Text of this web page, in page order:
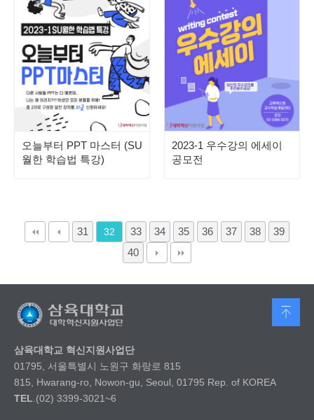
오늘부터 PPT 마스터 (SU
월한 학습법 특강)
2023-1 우수강의 에세이
공모전
31 32 33 34 35 36 37 38
39
40
삼육대학교 혁신지원사업단
01795, 서울특별시 노원구 화랑로 815
815, Hwarang-ro, Nowon-gu, Seoul, 01795 Rep. of KOREA
TEL .(02) 3399-3021~6